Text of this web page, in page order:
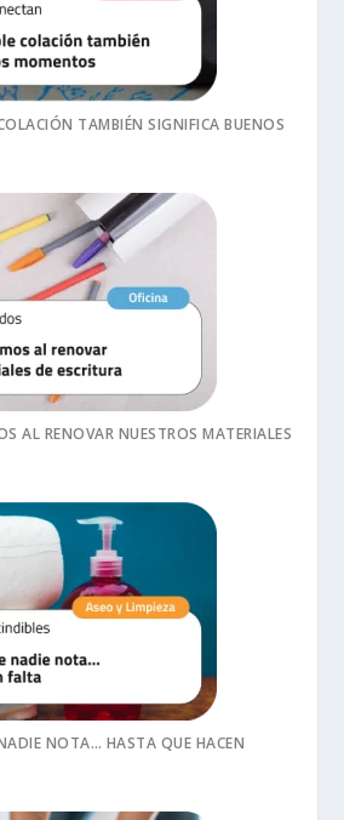
TAMBIÉN SIGNIFICA BUENOS
AL RENOVAR NUESTROS MATERIALES
NOTA… HASTA QUE HACEN